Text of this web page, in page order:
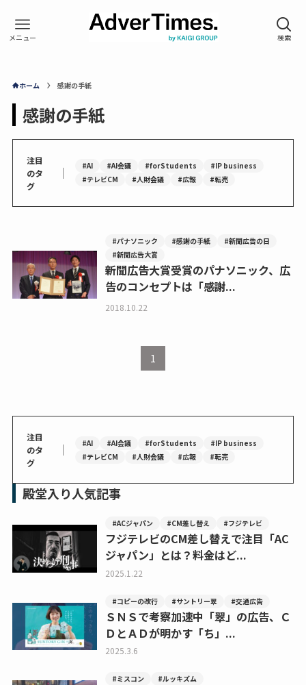
ホーム 感謝の手紙
感謝の手紙
注目
のタ
グ
｜ #AI #AI会議 #forStudents
#IP business
#テレビCM
#人財会議 #広報 #転売
#パナソニック #感謝の手紙
#新聞広告の日
#新聞広告大賞
新聞広告大賞受賞のパナソニック、広
告のコンセプトは「感謝...
2018.10.22
1
注目
のタ
グ
｜ #AI #AI会議 #forStudents
#IP business
#テレビCM
#人財会議 #広報 #転売
殿堂入り人気記事
#ACジャパン #CM差し替え #フジテレビ
フジテレビのCM差し替えで注目「AC
ジャパン」とは？料金はど...
2025.1.22
#コピーの改行 #サントリー翠 #交通広告
ＳＮＳで考察加速中「翠」の広告、Ｃ
ＤとＡＤが明かす「ち」...
2025.3.6
#ミスコン #ルッキズム